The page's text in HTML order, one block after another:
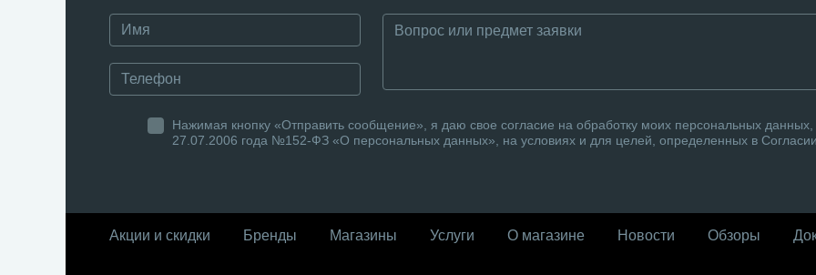
Нажимая кнопку «Отправить сообщение», я даю свое согласие на обработку моих персональных
27.07.2006 года №152-ФЗ «О персональных данных», на условиях и для целей, определенных в
Акции и скидки Бренды Магазины Услуги О магазине Новости Обзоры